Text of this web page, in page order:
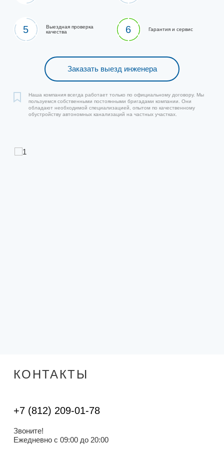
5
Выездная проверка
качества
6 Гарантия и сервис
Заказать выезд инженера
Наша компания всегда работает только по официальному договору. Мы
пользуемся собственными постоянными бригадами компании. Они
обладают необходимой специализацией, опытом по качественному
обустройству автономных канализаций на частных участках.
КОНТАКТЫ
+7 (812) 209-01-78
Звоните!
Ежедневно с 09:00 до 20:00